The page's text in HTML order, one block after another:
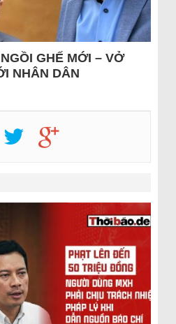
GHẾ MỚI – VỞ
NHÂN DÂN